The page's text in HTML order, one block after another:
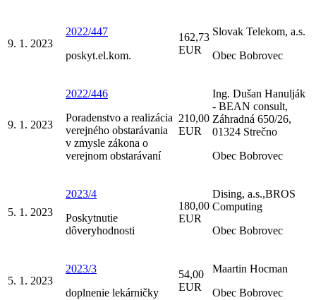
9. 1. 2023
2022/447
poskyt.el.kom.
162,73
EUR
Slovak Telekom, a.s.
Obec Bobrovec
9. 1. 2023
2022/446
Poradenstvo a realizácia
verejného obstarávania
v zmysle zákona o
verejnom obstarávaní
210,00
EUR
Ing. Dušan Hanulják
- BEAN consult,
Záhradná 650/26,
01324 Strečno
Obec Bobrovec
5. 1. 2023
2023/4
Poskytnutie
dôveryhodnosti
180,00
EUR
Dising, a.s.,BROS
Computing
Obec Bobrovec
5. 1. 2023
2023/3
doplnenie lekárničky
54,00
EUR
Maartin Hocman
Obec Bobrovec